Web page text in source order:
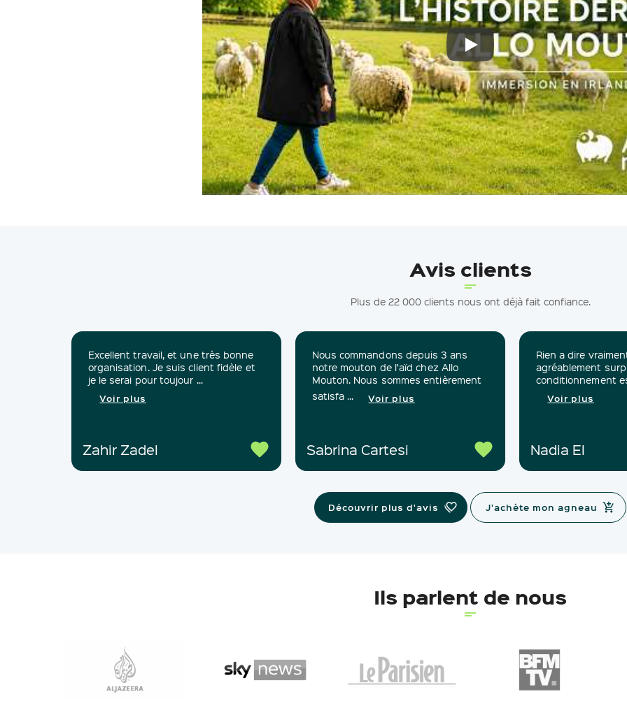
Play: Keynote (Google I/O '18)
Avis clients
Plus de 22 000 clients nous ont déjà fait confiance.
Excellent travail, et une très bonne
organisation. Je suis client fidèle et
je le serai pour toujour ...
Voir plus
Zahir Zadel
Nous commandons depuis 3 ans
notre mouton de l’aïd chez Allo
Mouton. Nous sommes entièrement
satisfa ...
Voir plus
Sabrina Cartesi
Rien a dire
agréablement
conditionnement
Voir plus
Nadia El
Découvrir plus d'avis J'achète mon agneau
Ils parlent de nous